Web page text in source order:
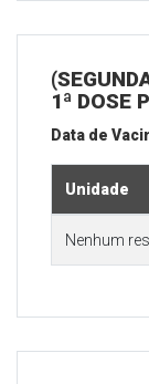
1ª DOSE
Data de
Unidade
Nenhum